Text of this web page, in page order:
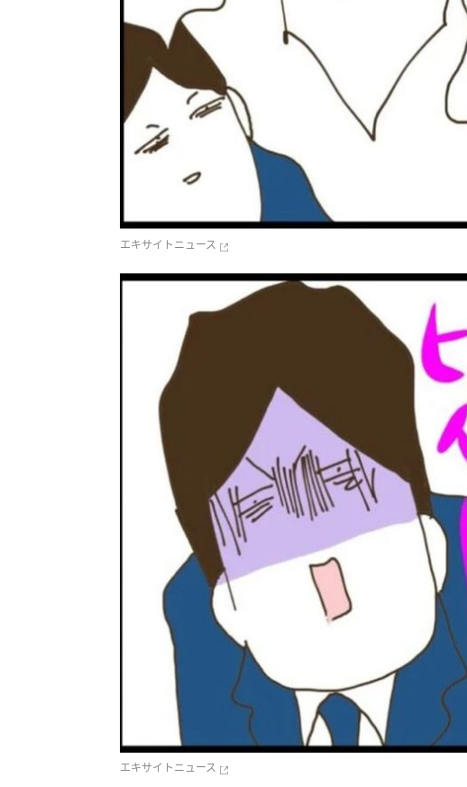
エキサイトニュース
エキサイトニュース